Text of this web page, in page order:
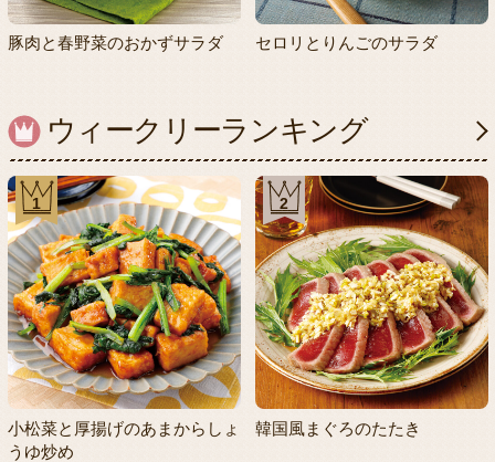
豚肉と春野菜のおかずサラダ セロリとりんごのサラダ
ウィークリーランキング
1
小松菜と厚揚げのあまからしょ
うゆ炒め
2
韓国風まぐろのたたき